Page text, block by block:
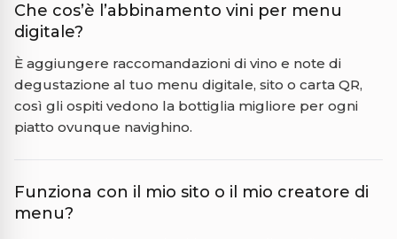
Che cos’è l’abbinamento vini per menu
digitale?
È aggiungere raccomandazioni di vino e note di
degustazione al tuo menu digitale, sito o carta QR,
così gli ospiti vedono la bottiglia migliore per ogni
piatto ovunque navighino.
Funziona con il mio sito o il mio creatore di
menu?